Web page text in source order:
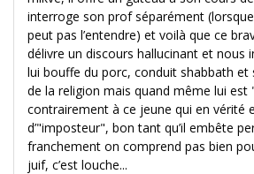
interroge son prof séparément
peut pas l’entendre) et voilà que ce
délivre un discours hallucinant et nous
lui bouffe du porc, conduit shabbath
de la religion mais quand même lui
contrairement à ce jeune qui en vérité
d’"imposteur", bon tant qu’il embête
franchement on comprend pas bien
juif, c’est louche...